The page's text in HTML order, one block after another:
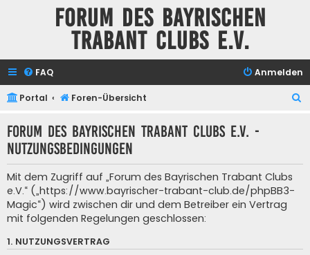
Forum des Bayrischen
Trabant Clubs e.V.
FAQ Anmelden
Portal Foren-Übersicht
Forum des Bayrischen Trabant Clubs e.V. -
Nutzungsbedingungen
Mit dem Zugriff auf „Forum des Bayrischen Trabant Clubs
e.V.“ („https://www.bayrischer-trabant-club.de/phpBB3-
Magic“) wird zwischen dir und dem Betreiber ein Vertrag
mit folgenden Regelungen geschlossen:
1. NUTZUNGSVERTRAG